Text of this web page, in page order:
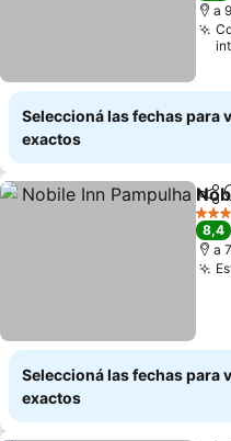
a
Seleccioná las fechas para
exactos
3
8,4
a
Seleccioná las fechas para
exactos